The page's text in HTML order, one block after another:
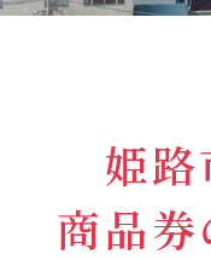
姫
商品